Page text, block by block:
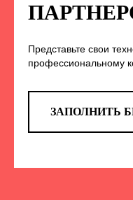
Представьте свои
профессиональному
ЗАПОЛНИТЬ
TELEGRAM
анонс новых спикеров и
новости конференции